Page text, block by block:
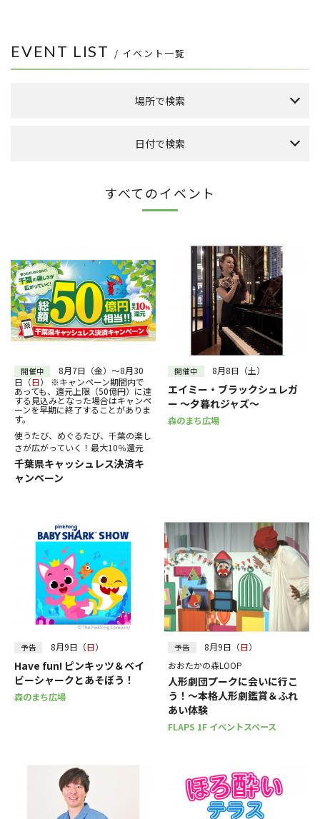
EVENT LIST / イベント一覧
場所で検索
本館 1F ウエストプラザ （タカシマヤフードメゾン側吹き抜け）
その他
全件表示
日付で検索
2026年 8月
2
3 4 6 7
8
9
11 12 13 14
15
16
17 18 19 20 21
22
23
24 25 26 27 28
29
30
31
絞り込む
すべてのイベント
開催中
8月7日（金）～8月30
日（日） ※キャンペーン期間内で
あっても、還元上限（50億円）に達
する見込みとなった場合はキャンペ
ーンを早期に終了することがありま
す。
使うたび、めぐるたび、千葉の楽し
さが広がっていく！最大10％還元
千葉県キャッシュレス決済キ
ャンペーン
開催中 8月8日（土）
エイミー・ブラックシュレガ
ー ～夕暮れジャズ～
森のまち広場
予告 8月9日（日）
Have fun! ピンキッツ＆ベイ
ビーシャークとあそぼう！
森のまち広場
予告 8月9日（日）
おおたかの森LOOP
人形劇団プークに会いに行こ
う！～本格人形劇鑑賞＆ふれ
あい体験
FLAPS 1F イベントスペース